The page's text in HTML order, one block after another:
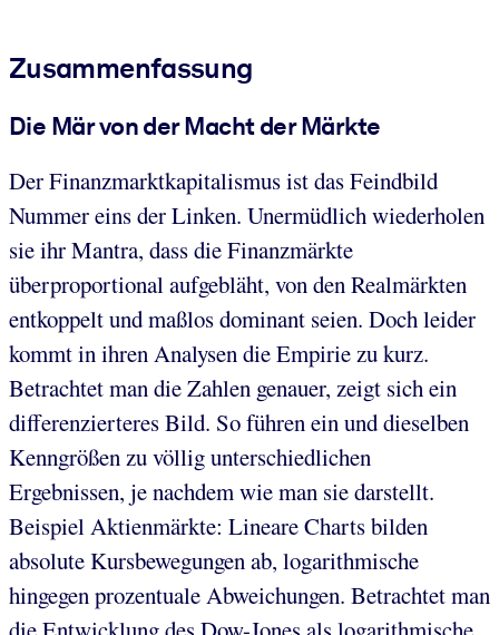
Zusammenfassung
Die Mär von der Macht der Märkte
Der Finanzmarktkapitalismus ist das Feindbild
Nummer eins der Linken. Unermüdlich wiederholen
sie ihr Mantra, dass die Finanzmärkte
überproportional aufgebläht, von den Realmärkten
entkoppelt und maßlos dominant seien. Doch leider
kommt in ihren Analysen die Empirie zu kurz.
Betrachtet man die Zahlen genauer, zeigt sich ein
differenzierteres Bild. So führen ein und dieselben
Kenngrößen zu völlig unterschiedlichen
Ergebnissen, je nachdem wie man sie darstellt.
Beispiel Aktienmärkte: Lineare Charts bilden
absolute Kursbewegungen ab, logarithmische
hingegen prozentuale Abweichungen. Betrachtet man